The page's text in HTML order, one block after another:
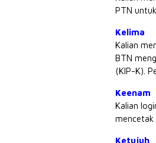
PTN
Kelima
Kalian
BTN
(KIP-K).
Keenam
Kalian
mencetak
Ketujuh